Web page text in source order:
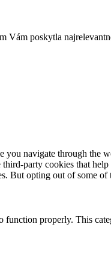
Vám poskytla
navigate through the
party cookies that
But opting out of some
function properly. This